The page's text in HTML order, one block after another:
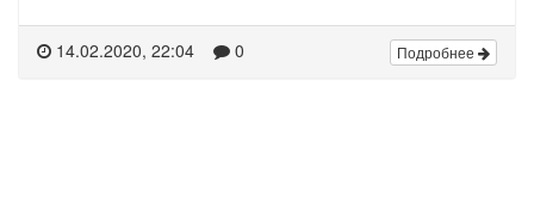
14.02.2020, 22:04 0 Подробнее